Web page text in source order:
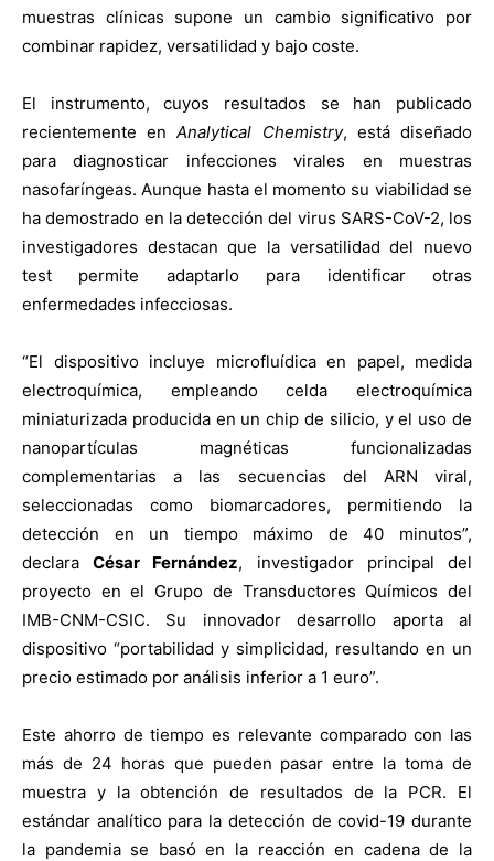
muestras clínicas supone un cambio significativo por
combinar rapidez, versatilidad y bajo coste.
El instrumento, cuyos resultados se han publicado
recientemente enAnalytical Chemistry, está diseñado
para diagnosticar infecciones virales en muestras
nasofaríngeas. Aunque hasta el momento su viabilidad se
ha demostrado en la detección del virus SARS-CoV-2, los
investigadores destacan que la versatilidad del nuevo
test permite adaptarlo para identificar otras
enfermedades infecciosas.
“El dispositivo incluye microfluídica en papel, medida
electroquímica, empleando celda electroquímica
miniaturizada producida en un chip de silicio, y el uso de
nanopartículas magnéticas funcionalizadas
complementarias a las secuencias del ARN viral,
seleccionadas como biomarcadores, permitiendo la
detección en un tiempo máximo de 40 minutos”,
declaraCésar Fernández, investigador principal del
proyecto en el Grupo de Transductores Químicos del
IMB-CNM-CSIC. Su innovador desarrollo aporta al
dispositivo “portabilidad y simplicidad, resultando en un
precio estimado por análisis inferior a 1 euro”.
Este ahorro de tiempo es relevante comparado con las
más de 24 horas que pueden pasar entre la toma de
muestra y la obtención de resultados de la PCR. El
estándar analítico para la detección de covid-19 durante
la pandemia se basó en la reacción en cadena de la